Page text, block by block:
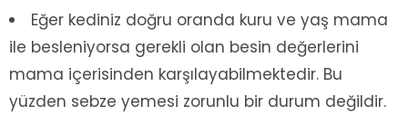
Eğer kediniz doğru oranda kuru ve yaş mama
ile besleniyorsa gerekli olan besin değerlerini
mama içerisinden karşılayabilmektedir. Bu
yüzden sebze yemesi zorunlu bir durum değildir.